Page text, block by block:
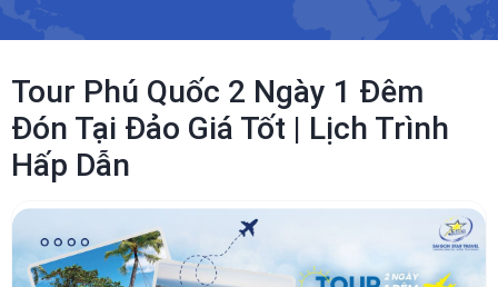
Tour Phú Quốc 2 Ngày 1 Đêm
Đón Tại Đảo Giá Tốt | Lịch Trình
Hấp Dẫn